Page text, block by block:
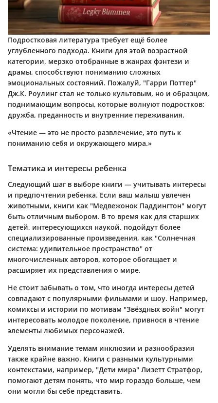
Подростковая литература требует ещё более
углубленного подхода. Книги для этой возрастной
категории, мерзко отобранные в жанрах фэнтези и
драмы, способствуют пониманию сложных
эмоциональных состояний. Пожалуй, "Гарри Поттер"
Дж.К. Роулинг стал не только культовым, но и образцом,
поднимающим вопросы, которые волнуют подростков:
дружба, преданность и внутренние переживания.
«Чтение — это не просто развлечение, это путь к
пониманию себя и окружающего мира.»
Тематика и интересы ребенка
Следующий шаг в выборе книги — учитывать интересы
и предпочтения ребенка. Если ваш малыш увлечен
животными, книги как "Медвежонок Паддингтон" могут
быть отличным выбором. В то время как для старших
детей, интересующихся наукой, подойдут более
специализированные произведения, как "Солнечная
система: удивительное пространство" от
многочисленных авторов, которое обогащает и
расширяет их представления о мире.
Не стоит забывать о том, что иногда интересы детей
совпадают с популярными фильмами и шоу. Например,
комиксы и истории по мотивам "Звёздных войн" могут
интересовать молодое поколение, привнося в чтение
элементы любимых персонажей.
Уделять внимание темам инклюзии и разнообразия
также крайне важно. Книги с разными культурными
контекстами, например, "Дети мира" Лизетт Стратфор,
помогают детям понять, что мир гораздо больше, чем
они могли бы себе представить.